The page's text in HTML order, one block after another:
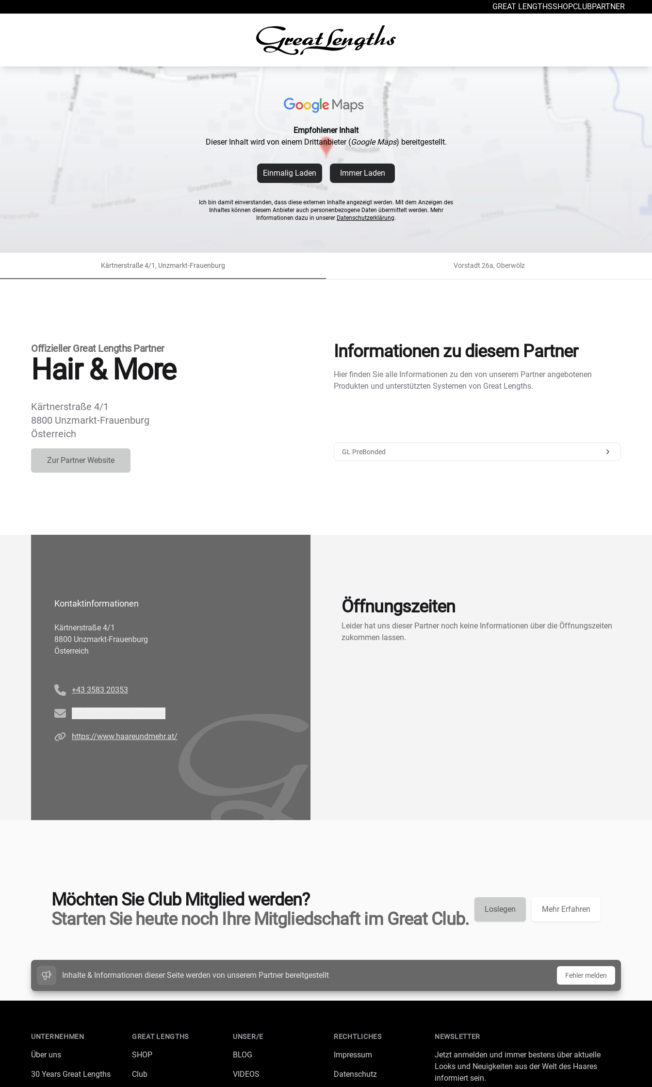
GREAT LENGTHSSHOPCLUBPARTNER
Empfohlener Inhalt
Dieser Inhalt wird von einem Drittanbieter (Google Maps) bereitgestellt.
Einmalig Laden Immer Laden
Ich bin damit einverstanden, dass diese externen Inhalte angezeigt werden. Mit dem Anzeigen des
Inhaltes können diesem Anbieter auch personenbezogene Daten übermittelt werden. Mehr
Informationen dazu in unserer Datenschutzerklärung.
Kärtnerstraße 4/1, Unzmarkt-Frauenburg Vorstadt 26a, Oberwölz
Offizieller Great Lengths Partner
Hair & More
Kärtnerstraße 4/1
8800 Unzmarkt-Frauenburg
Österreich
Zur Partner Website
Informationen zu diesem Partner
Hier finden Sie alle Informationen zu den von unserem Partner angebotenen
Produkten und unterstützten Systemen von Great Lengths.
GL PreBonded
Kontaktinformationen
Kärtnerstraße 4/1
8800 Unzmarkt-Frauenburg
Österreich
+43 3583 20353
Email
Homepagehttps://www.haareundmehr.at/
Öffnungszeiten
Leider hat uns dieser Partner noch keine Informationen über die Öffnungszeiten
zukommen lassen.
Möchten Sie Club Mitglied werden?
Starten Sie heute noch Ihre Mitgliedschaft im Great Club.
Loslegen Mehr Erfahren
Inhalte & Informationen dieser Seite werden von unserem Partner bereitgestellt Fehler melden
UNTERNEHMEN
Über uns
30 Years Great Lengths
GREAT LENGTHS
SHOP
Club
UNSER/E
BLOG
VIDEOS
RECHTLICHES
Impressum
Datenschutz
NEWSLETTER
Jetzt anmelden und immer bestens über aktuelle
Looks und Neuigkeiten aus der Welt des Haares
informiert sein.